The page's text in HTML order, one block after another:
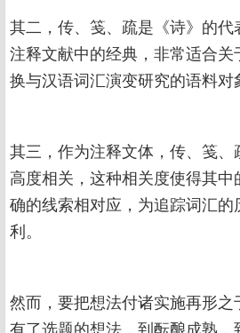
其二，传、笺、疏是《诗》的代
注释文献中的经典，非常适合
换与汉语词汇演变研究的语料对
其三，作为注释文体，传、笺、
高度相关，这种相关度使得其中
确的线索相对应，为追踪词汇的
利。
然而，要把想法付诸实施再形之
有了选题的想法，到酝酿成熟，